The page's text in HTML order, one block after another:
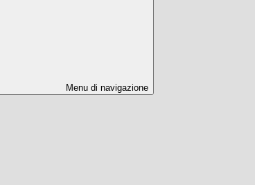
Menu di navigazione